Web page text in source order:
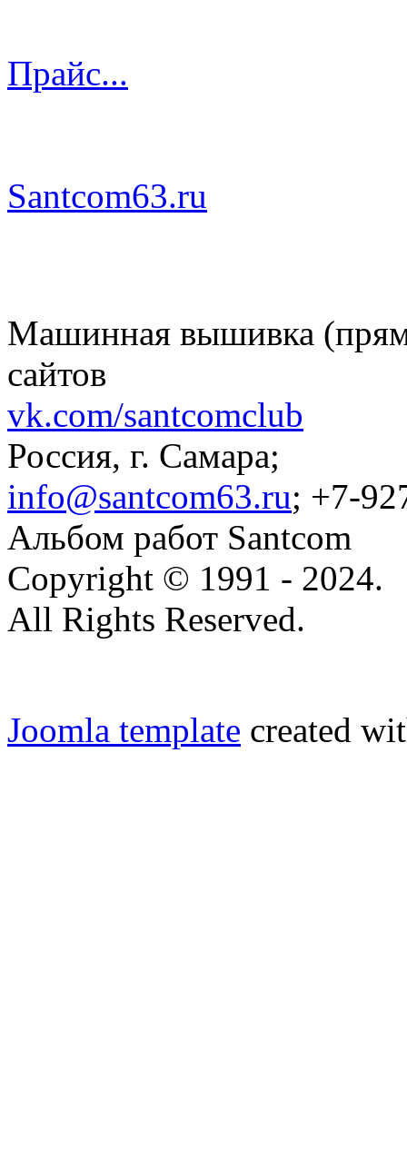
Прайс...
Santcom63.ru
Машинная вышивка
сайтов
vk.com/santcomclub
Россия, г. Самара;
info@santcom63.ru; +7-
Альбом работ Santcom
Copyright © 1991 - 2024.
All Rights Reserved.
Joomla template created